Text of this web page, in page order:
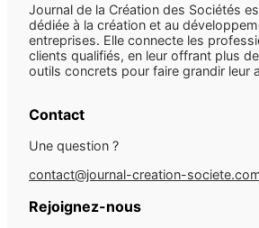
Journal de la Création des Sociétés
dédiée à la création et au
entreprises. Elle connecte les
clients qualifiés, en leur offrant plus
outils concrets pour faire grandir leur
Contact
Une question ?
contact@journal-creation-
Rejoignez-nous